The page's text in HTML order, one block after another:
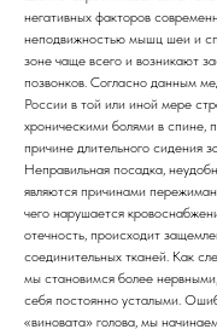
негативных факторов
неподвижностью мышц шеи и
зоне чаще всего и возникают
позвонков. Согласно данным
России в той или иной мере
хроническими болями в спине,
причине длительного сидения
Неправильная посадка,
являются причинами
чего нарушается
отечность, происходит
соединительных тканей. Как
мы становимся более
себя постоянно усталыми.
«виновата» голова, мы